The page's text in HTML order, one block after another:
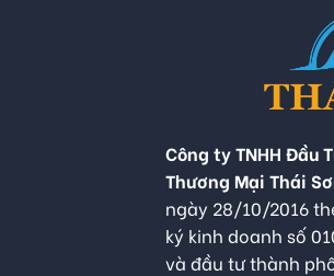
Công ty TNHH Đầu
Thương Mại Thái
ngày 28/10/2016
ký kinh doanh số
và đầu tư thành